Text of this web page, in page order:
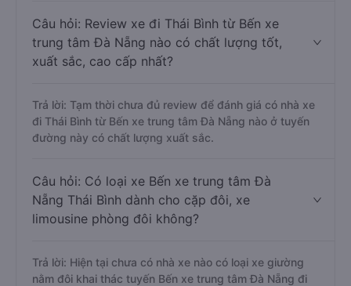
Câu hỏi: Review xe đi Thái Bình từ Bến xe
trung tâm Đà Nẵng nào có chất lượng tốt,
xuất sắc, cao cấp nhất?
Trả lời: Tạm thời chưa đủ review để đánh giá có nhà xe
đi Thái Bình từ Bến xe trung tâm Đà Nẵng nào ở tuyến
đường này có chất lượng xuất sắc.
Câu hỏi: Có loại xe Bến xe trung tâm Đà
Nẵng Thái Bình dành cho cặp đôi, xe
limousine phòng đôi không?
Trả lời: Hiện tại chưa có nhà xe nào có loại xe giường
nằm đôi khai thác tuyến Bến xe trung tâm Đà Nẵng đi